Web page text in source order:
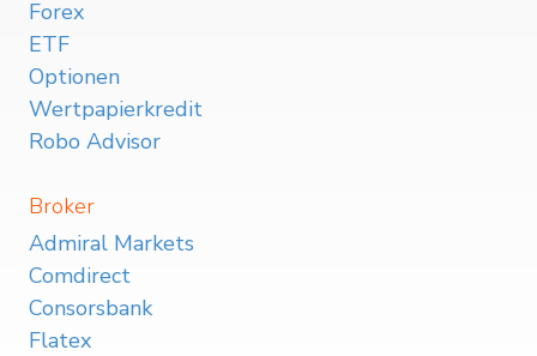
Forex
ETF
Optionen
Wertpapierkredit
Robo Advisor
Broker
Admiral Markets
Comdirect
Consorsbank
Flatex